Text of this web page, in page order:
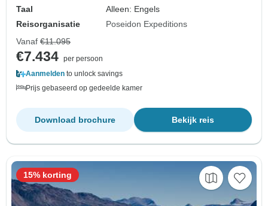
Taal
Alleen: Engels
Reisorganisatie
Poseidon Expeditions
Vanaf €11.095
€7.434 per persoon
Aanmelden to unlock savings
Prijs gebaseerd op gedeelde kamer
Bekijk reis
Download brochure
15% korting